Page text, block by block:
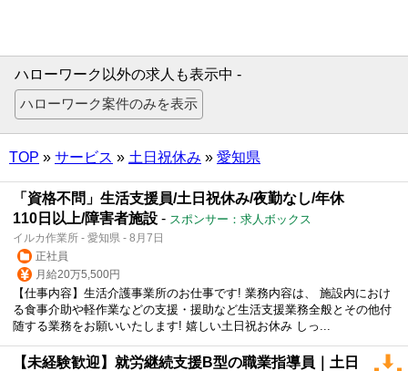
ハローワーク以外の求人も表示中 -
TOP » サービス » 土日祝休み » 愛知県
「資格不問」生活支援員/土日祝休み/夜勤なし/年休
110日以上/障害者施設 - スポンサー：求人ボックス
イルカ作業所 - 愛知県 - 8月7日
正社員
月給20万5,500円
【仕事内容】生活介護事業所のお仕事です! 業務内容は、 施設内におけ
る食事介助や軽作業などの支援・援助など生活支援業務全般とその他付
随する業務をお願いいたします! 嬉しい土日祝お休み しっ...
【未経験歓迎】就労継続支援B型の職業指導員｜土日